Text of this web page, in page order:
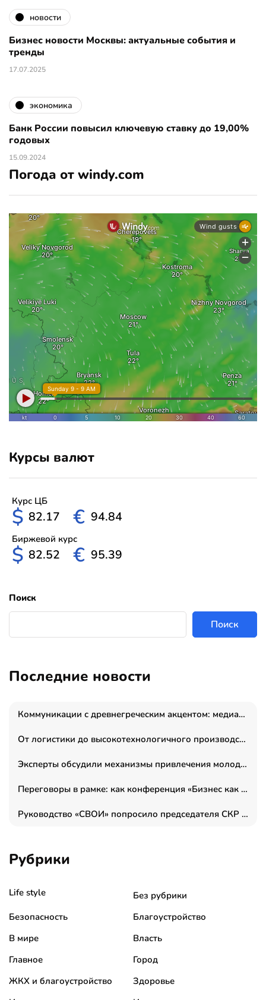
новости
Бизнес новости Москвы: актуальные события и
тренды
17.07.2025
экономика
Банк России повысил ключевую ставку до 19,00%
годовых
15.09.2024
Погода от windy.com
Курсы валют
Курс ЦБ
$ 82.17 € 94.84
Биржевой курс
$ 82.52 € 95.39
Поиск
Поиск
Последние новости
Коммуникации с древнегреческим акцентом: медиаменеджер и журналист Владимир Дергачев запустил коммуникационное агентство «Сократ 2.0»
От логистики до высокотехнологичного производства: как основатель “гагаринга” выстраивает экосистему безопасности и гражданских БПЛА
Эксперты обсудили механизмы привлечения молодых специалистов в промышленные города
Переговоры в рамке: как конференция «Бизнес как искусство» переформатирует деловой этикет в стенах ТПП РФ
Руководство «СВОИ» попросило председателя СКР дать правовую оценку обысков в тыловом штабе
Рубрики
Life style
Без рубрики
Безопасность
Благоустройство
В мире
Власть
Главное
Город
ЖКХ и благоустройство
Здоровье